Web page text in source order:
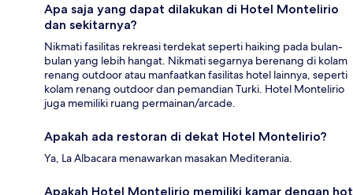
Apa saja yang dapat dilakukan di Hotel Montelirio
dan sekitarnya?
Nikmati fasilitas rekreasi terdekat seperti haiking pada bulan-
bulan yang lebih hangat. Nikmati segarnya berenang di kolam
renang outdoor atau manfaatkan fasilitas hotel lainnya, seperti
kolam renang outdoor dan pemandian Turki. Hotel Montelirio
juga memiliki ruang permainan/arcade.
Apakah ada restoran di dekat Hotel Montelirio?
Ya, La Albacara menawarkan masakan Mediterania.
Apakah Hotel Montelirio memiliki kamar dengan hot